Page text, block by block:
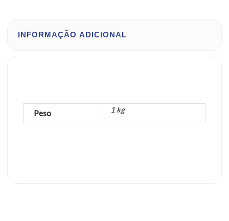
INFORMAÇÃO ADICIONAL
Peso 1 kg